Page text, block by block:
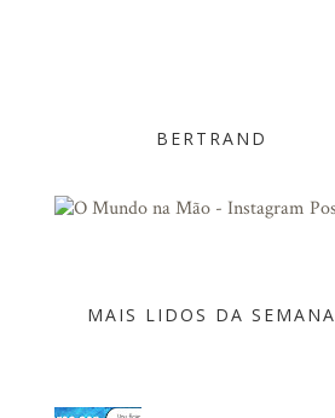
BERTRAND
MAIS LIDOS DA SEMANA